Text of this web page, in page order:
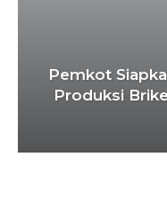
Pemkot
Produksi